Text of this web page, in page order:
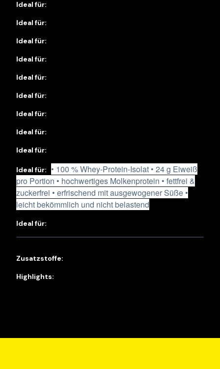
• 100 % Whey-Protein-Isolat • 24 g Eiweiß
pro Portion • hochwertiges Molkenprotein • fettfrei &
zuckerfrei • erfrischend mit ausgewogener Süße •
leicht bekömmlich und nicht belastend